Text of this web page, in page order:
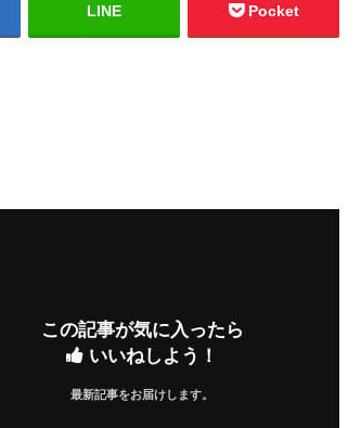
LINE Pocket
この記事が気に入ったら
いいねしよう！
最新記事をお届けします。